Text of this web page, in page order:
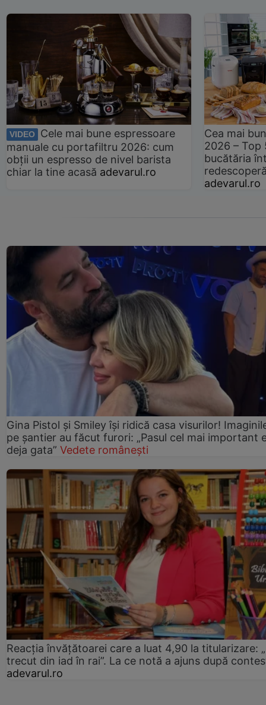
VIDEO
Cele mai bune espressoare
manuale cu portafiltru 2026: cum
obții un espresso de nivel barista
chiar la tine acasă adevarul.ro
Cea mai
2026 –
bucătăria
adevarul.ro
Gina Pistol și Smiley își ridică casa visurilor!
pe șantier au făcut furori: „Pasul cel mai important
deja gata” Vedete românești
Reacția învățătoarei care a luat 4,90 la titularizare:
trecut din iad în rai”. La ce notă a ajuns după
adevarul.ro